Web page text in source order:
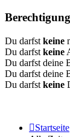
Du darfst keine
Du darfst keine
Du darfst deine
Du darfst deine
Du darfst keine
Startseite